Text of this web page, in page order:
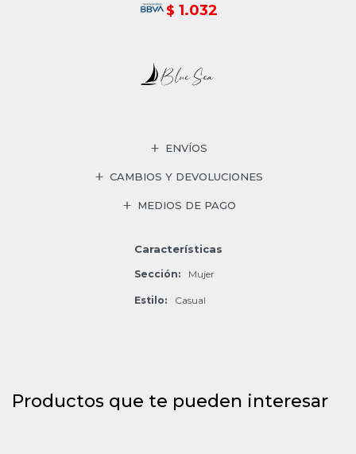
$ 1.032
ENVÍOS
CAMBIOS Y DEVOLUCIONES
MEDIOS DE PAGO
Características
Sección Mujer
Estilo Casual
Productos que te pueden interesar